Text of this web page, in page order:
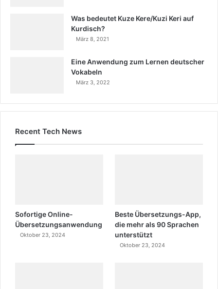
Was bedeutet Kuze Kere/Kuzi Keri auf
Kurdisch?
März 8, 2021
Eine Anwendung zum Lernen deutscher
Vokabeln
März 3, 2022
Recent Tech News
Sofortige Online-
Übersetzungsanwendung
Oktober 23, 2024
Beste Übersetzungs-App,
die mehr als 90 Sprachen
unterstützt
Oktober 23, 2024